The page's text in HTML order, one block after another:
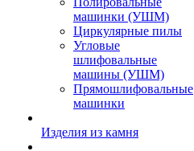
машинки (УШМ)
Циркулярные пилы
Угловые
шлифовальные
машины (УШМ)
Прямошлифовальные
машинки
Изделия из камня